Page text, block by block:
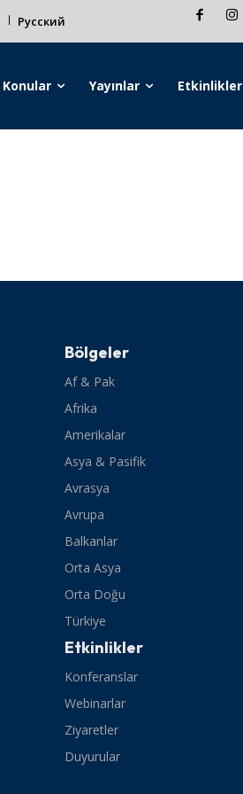
Русский
Konular Yayınlar Etkinlikler
Bölgeler
Af & Pak
Afrika
Amerikalar
Asya & Pasifik
Avrasya
Avrupa
Balkanlar
Orta Asya
Orta Doğu
Türkiye
Etkinlikler
Konferanslar
Webinarlar
Ziyaretler
Duyurular